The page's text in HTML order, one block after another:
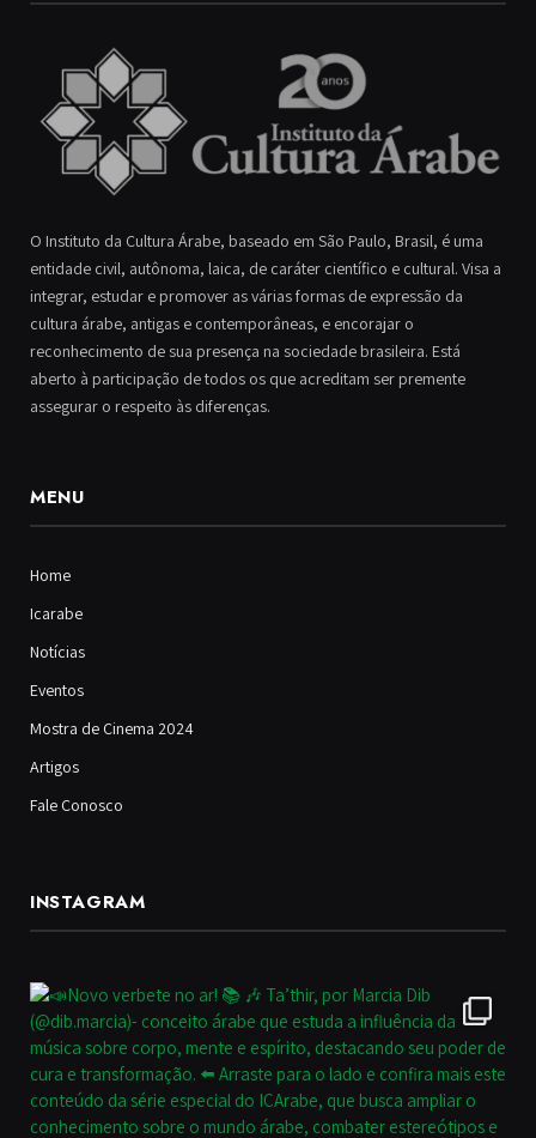
O Instituto da Cultura Árabe, baseado em São Paulo, Brasil, é uma
entidade civil, autônoma, laica, de caráter científico e cultural. Visa a
integrar, estudar e promover as várias formas de expressão da
cultura árabe, antigas e contemporâneas, e encorajar o
reconhecimento de sua presença na sociedade brasileira. Está
aberto à participação de todos os que acreditam ser premente
assegurar o respeito às diferenças.
MENU
Home
Icarabe
Notícias
Eventos
Mostra de Cinema 2024
Artigos
Fale Conosco
INSTAGRAM